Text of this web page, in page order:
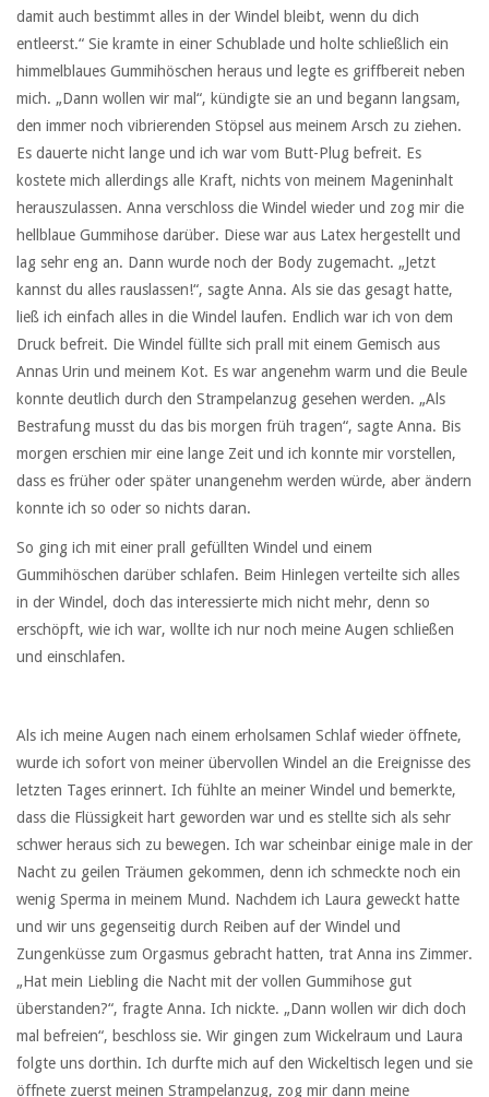
damit auch bestimmt alles in der Windel bleibt, wenn du dich
entleerst.“ Sie kramte in einer Schublade und holte schließlich ein
himmelblaues Gummihöschen heraus und legte es griffbereit neben
mich. „Dann wollen wir mal“, kündigte sie an und begann langsam,
den immer noch vibrierenden Stöpsel aus meinem Arsch zu ziehen.
Es dauerte nicht lange und ich war vom Butt-Plug befreit. Es
kostete mich allerdings alle Kraft, nichts von meinem Mageninhalt
herauszulassen. Anna verschloss die Windel wieder und zog mir die
hellblaue Gummihose darüber. Diese war aus Latex hergestellt und
lag sehr eng an. Dann wurde noch der Body zugemacht. „Jetzt
kannst du alles rauslassen!“, sagte Anna. Als sie das gesagt hatte,
ließ ich einfach alles in die Windel laufen. Endlich war ich von dem
Druck befreit. Die Windel füllte sich prall mit einem Gemisch aus
Annas Urin und meinem Kot. Es war angenehm warm und die Beule
konnte deutlich durch den Strampelanzug gesehen werden. „Als
Bestrafung musst du das bis morgen früh tragen“, sagte Anna. Bis
morgen erschien mir eine lange Zeit und ich konnte mir vorstellen,
dass es früher oder später unangenehm werden würde, aber ändern
konnte ich so oder so nichts daran.
So ging ich mit einer prall gefüllten Windel und einem
Gummihöschen darüber schlafen. Beim Hinlegen verteilte sich alles
in der Windel, doch das interessierte mich nicht mehr, denn so
erschöpft, wie ich war, wollte ich nur noch meine Augen schließen
und einschlafen.
Als ich meine Augen nach einem erholsamen Schlaf wieder öffnete,
wurde ich sofort von meiner übervollen Windel an die Ereignisse des
letzten Tages erinnert. Ich fühlte an meiner Windel und bemerkte,
dass die Flüssigkeit hart geworden war und es stellte sich als sehr
schwer heraus sich zu bewegen. Ich war scheinbar einige male in der
Nacht zu geilen Träumen gekommen, denn ich schmeckte noch ein
wenig Sperma in meinem Mund. Nachdem ich Laura geweckt hatte
und wir uns gegenseitig durch Reiben auf der Windel und
Zungenküsse zum Orgasmus gebracht hatten, trat Anna ins Zimmer.
„Hat mein Liebling die Nacht mit der vollen Gummihose gut
überstanden?“, fragte Anna. Ich nickte. „Dann wollen wir dich doch
mal befreien“, beschloss sie. Wir gingen zum Wickelraum und Laura
folgte uns dorthin. Ich durfte mich auf den Wickeltisch legen und sie
öffnete zuerst meinen Strampelanzug, zog mir dann meine